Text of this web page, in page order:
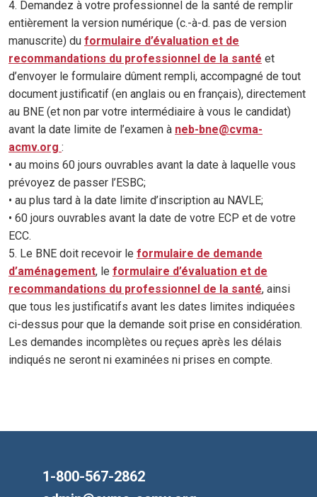
4. Demandez à votre professionnel de la santé de remplir
entièrement la version numérique (c.-à-d. pas de version
manuscrite) du formulaire d’évaluation et de
recommandations du professionnel de la santé et
d’envoyer le formulaire dûment rempli, accompagné de tout
document justificatif (en anglais ou en français), directement
au BNE (et non par votre intermédiaire à vous le candidat)
avant la date limite de l’examen à neb-bne@cvma-
acmv.org :
• au moins 60 jours ouvrables avant la date à laquelle vous
prévoyez de passer l’ESBC;
• au plus tard à la date limite d’inscription au NAVLE;
• 60 jours ouvrables avant la date de votre ECP et de votre
ECC.
5. Le BNE doit recevoir le formulaire de demande
d’aménagement, le formulaire d’évaluation et de
recommandations du professionnel de la santé, ainsi
que tous les justificatifs avant les dates limites indiquées
ci-dessus pour que la demande soit prise en considération.
Les demandes incomplètes ou reçues après les délais
indiqués ne seront ni examinées ni prises en compte.
1-800-567-2862